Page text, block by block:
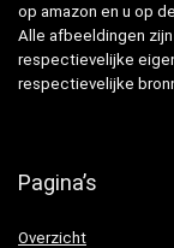
op amazon en u op
Alle afbeeldingen
respectievelijke
respectievelijke
Pagina’s
Overzicht